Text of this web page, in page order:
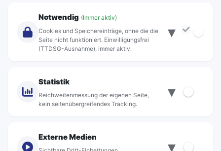
Über Rebus
Standorte
Notwendig (Immer aktiv)
Cookies und Speichereinträge, ohne die die
Seite nicht funktioniert. Einwilligungsfrei
(TTDSG-Ausnahme), immer aktiv.
▾
Statistik
Reichweitenmessung der eigenen Seite,
kein seitenübergreifendes Tracking.
▾
Externe Medien
▾